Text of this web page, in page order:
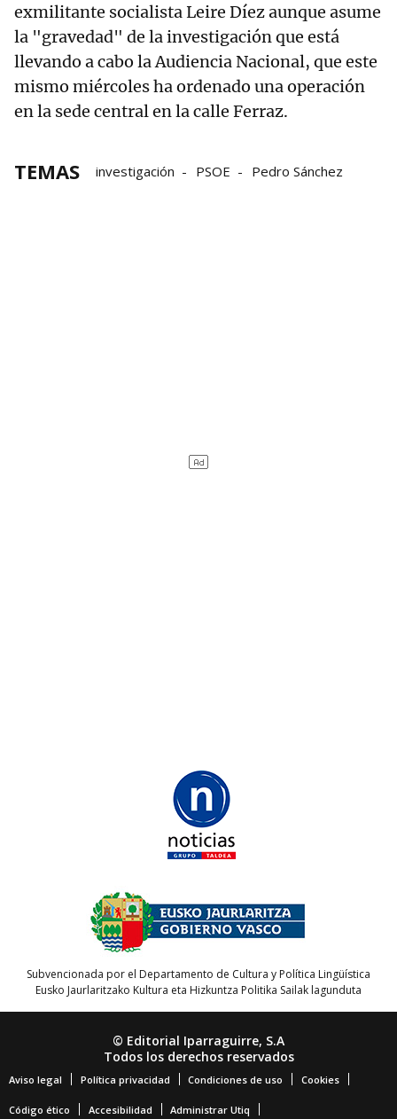
exmilitante socialista Leire Díez aunque asume
la "gravedad" de la investigación que está
llevando a cabo la Audiencia Nacional, que este
mismo miércoles ha ordenado una operación
en la sede central en la calle Ferraz.
TEMAS investigación PSOE Pedro Sánchez
Subvencionada por el Departamento de Cultura y Política Lingüística
Eusko Jaurlaritzako Kultura eta Hizkuntza Politika Sailak lagunduta
© Editorial Iparraguirre, S.A
Todos los derechos reservados
Aviso legal Política privacidad Condiciones de uso Cookies
Código ético Accesibilidad Administrar Utiq